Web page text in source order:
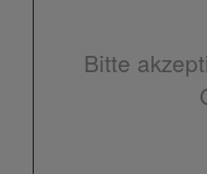
Bitte